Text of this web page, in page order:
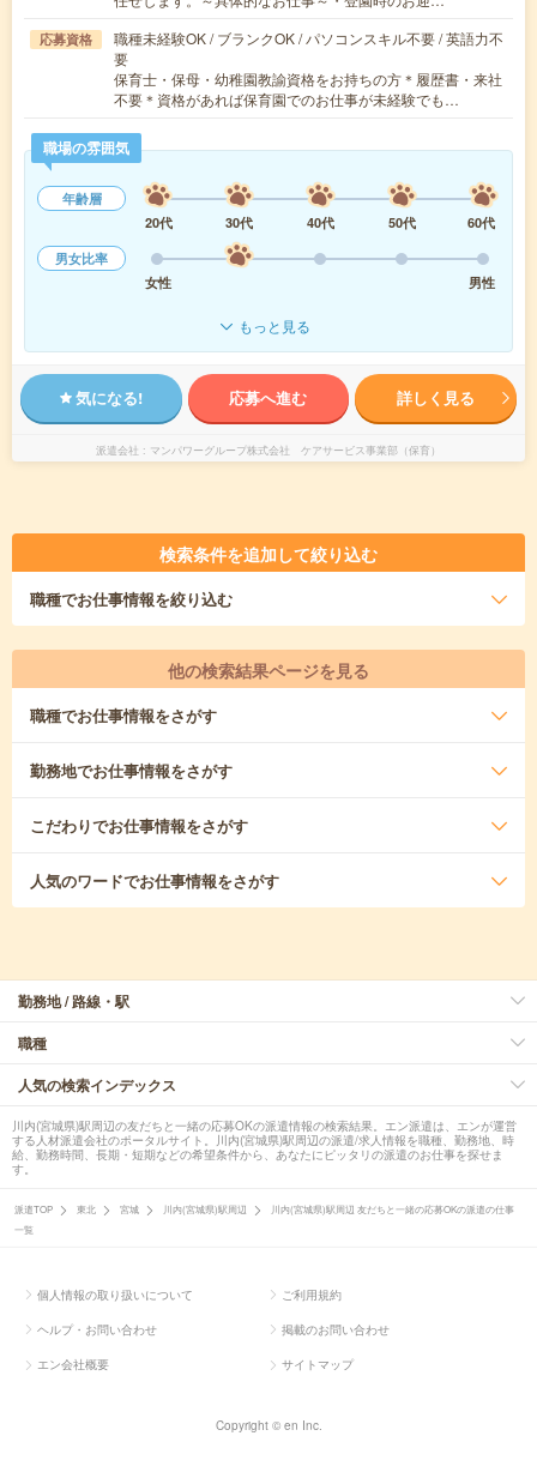
応募資格
職種未経験OK / ブランクOK / パソコンスキル不要 / 英語力不
要
保育士・保母・幼稚園教諭資格をお持ちの方＊履歴書・来社
不要＊資格があれば保育園でのお仕事が未経験でも…
職場の雰囲気
年齢層
20代
30代 40代 50代
60代
男女比率
女性
男性
もっと見る
気になる! 応募へ進む 詳しく見る
派遣会社 マンパワーグループ株式会社 ケアサービス事業部（保育）
検索条件を追加して絞り込む
職種でお仕事情報を絞り込む
他の検索結果ページを見る
職種でお仕事情報をさがす
勤務地でお仕事情報をさがす
こだわりでお仕事情報をさがす
人気のワードでお仕事情報をさがす
勤務地 / 路線・駅
職種
人気の検索インデックス
川内(宮城県)駅周辺の友だちと一緒の応募OKの派遣情報の検索結果。エン派遣は、エンが運営
する人材派遣会社のポータルサイト。川内(宮城県)駅周辺の派遣/求人情報を職種、勤務地、時
給、勤務時間、長期・短期などの希望条件から、あなたにピッタリの派遣のお仕事を探せま
す。
派遣TOP 東北 宮城 川内(宮城県)駅周辺
川内(宮城県)駅周辺 友だちと一緒の応募OKの派遣の仕事
一覧
個人情報の取り扱いについて ご利用規約
ヘルプ・お問い合わせ 掲載のお問い合わせ
エン会社概要 サイトマップ
Copyright © en Inc.